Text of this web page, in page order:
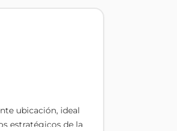
ubicación, ideal
estratégicos de la